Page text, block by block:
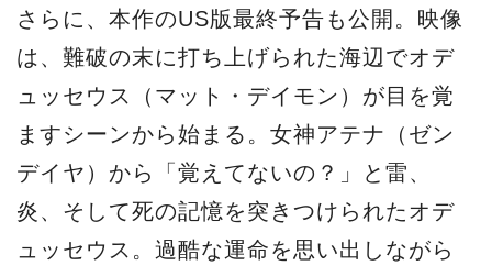
さらに、本作のUS版最終予告も公開。映像
は、難破の末に打ち上げられた海辺でオデ
ュッセウス（マット・デイモン）が目を覚
ますシーンから始まる。女神アテナ（ゼン
デイヤ）から「覚えてないの？」と雷、
炎、そして死の記憶を突きつけられたオデ
ュッセウス。過酷な運命を思い出しながら